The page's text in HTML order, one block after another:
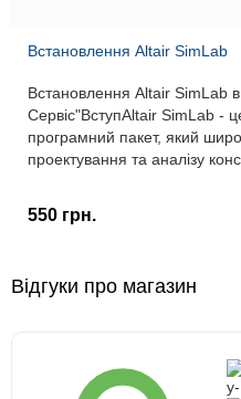
Встановлення Altair SimLab
Встановлення Altair SimLab в
Сервіс"ВступAltair SimLab -
програмний пакет, який
проектування та аналізу
550 грн.
Відгуки про магазин